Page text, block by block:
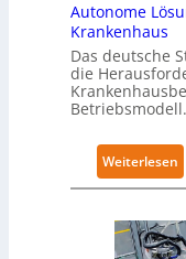
e
r
t
i
f
z
e
s
e
r
w
e
t
r
Autonome
Krankenhaus
Das deutsche
die
Betriebsmodell.
Weiterlesen
A
t
o